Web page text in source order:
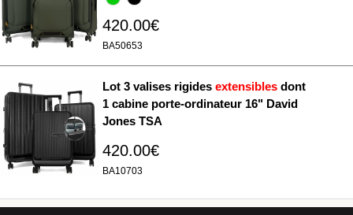
420.00€
BA50653
Lot 3 valises rigides extensibles dont
1 cabine porte-ordinateur 16" David
Jones TSA
420.00€
BA10703